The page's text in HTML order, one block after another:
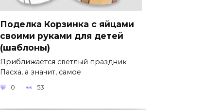
Поделка Корзинка с яйцами
своими руками для детей
(шаблоны)
Приближается светлый праздник
Пасха, а значит, самое
0 53